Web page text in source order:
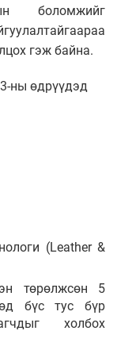
боломжийг
гэж байна.
ны өдрүүдэд
(Leather &
төрөлжсөн 5
бүс тус бүр
холбох